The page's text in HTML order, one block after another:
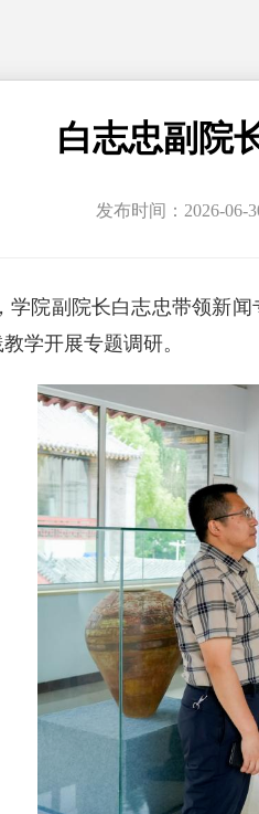
白志忠副院
发布时间：2026-06-
学院副院长白志忠带领新
学开展专题调研。